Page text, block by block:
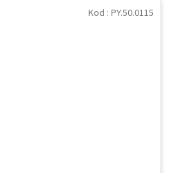
Kod : PY.50.0115